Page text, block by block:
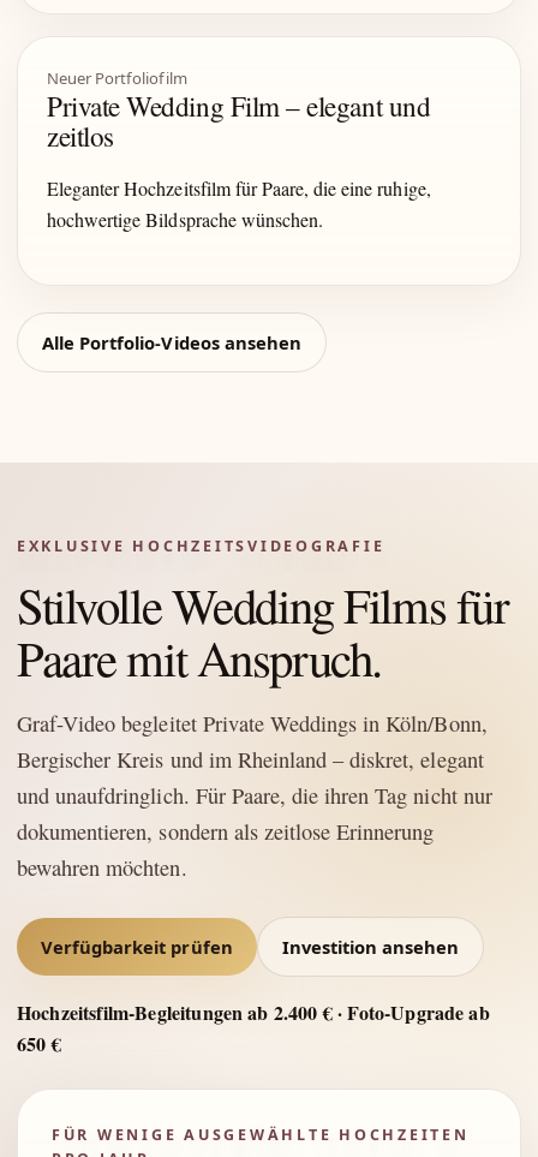
Neuer Portfoliofilm
Private Wedding Film – elegant und
zeitlos
Eleganter Hochzeitsfilm für Paare, die eine ruhige,
hochwertige Bildsprache wünschen.
Alle Portfolio-Videos ansehen
EXKLUSIVE HOCHZEITSVIDEOGRAFIE
Stilvolle Wedding Films für
Paare mit Anspruch.
Graf-Video begleitet Private Weddings in Köln/Bonn,
Bergischer Kreis und im Rheinland – diskret, elegant
und unaufdringlich. Für Paare, die ihren Tag nicht nur
dokumentieren, sondern als zeitlose Erinnerung
bewahren möchten.
Verfügbarkeit prüfen Investition ansehen
Hochzeitsfilm-Begleitungen ab 2.400 € · Foto-Upgrade ab
650 €
FÜR WENIGE AUSGEWÄHLTE HOCHZEITEN